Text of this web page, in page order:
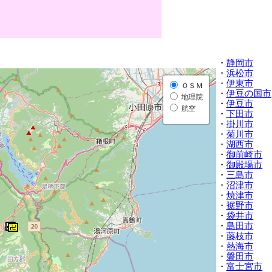
ＯＳＭ
地理院
航空
・ 静岡市
・ 浜松市
・ 伊東市
・ 伊豆の国市
・ 伊豆市
・ 下田市
・ 掛川市
・ 菊川市
・ 湖西市
・ 御前崎市
・ 御殿場市
・ 三島市
・ 沼津市
・ 焼津市
・ 裾野市
・ 袋井市
・ 島田市
・ 藤枝市
・ 熱海市
・ 磐田市
・ 富士宮市